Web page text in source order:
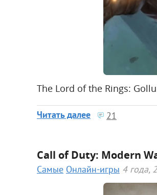
The Lord of the Rings:
Читать далее 21
Call of Duty: Modern
Самые Онлайн-игры 4 года,